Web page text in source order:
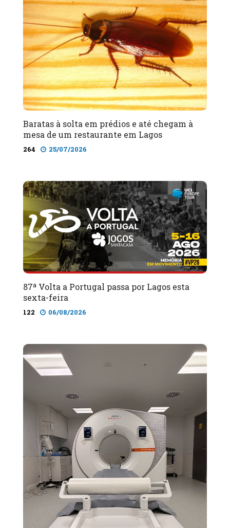
Baratas à solta em prédios e até chegam à
mesa de um restaurante em Lagos
264 25/07/2026
87ª Volta a Portugal passa por Lagos esta
sexta-feira
122 06/08/2026